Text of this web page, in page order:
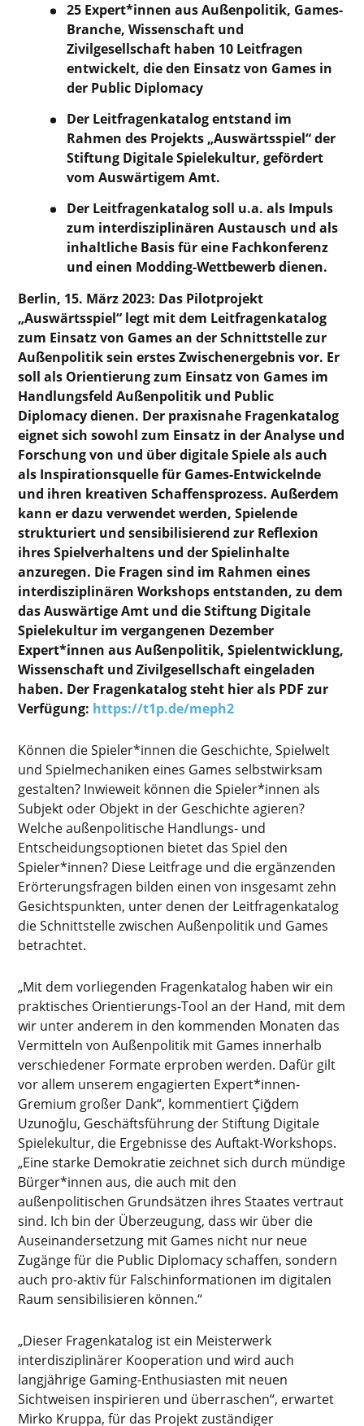
25 Expert*innen aus Außenpolitik, Games-
Branche, Wissenschaft und
Zivilgesellschaft haben 10 Leitfragen
entwickelt, die den Einsatz von Games in
der Public Diplomacy
Der Leitfragenkatalog entstand im
Rahmen des Projekts „Auswärtsspiel“ der
Stiftung Digitale Spielekultur, gefördert
vom Auswärtigem Amt.
Der Leitfragenkatalog soll u.a. als Impuls
zum interdisziplinären Austausch und als
inhaltliche Basis für eine Fachkonferenz
und einen Modding-Wettbewerb dienen.
Berlin, 15. März 2023: Das Pilotprojekt
„Auswärtsspiel“ legt mit dem Leitfragenkatalog
zum Einsatz von Games an der Schnittstelle zur
Außenpolitik sein erstes Zwischenergebnis vor. Er
soll als Orientierung zum Einsatz von Games im
Handlungsfeld Außenpolitik und Public
Diplomacy dienen. Der praxisnahe Fragenkatalog
eignet sich sowohl zum Einsatz in der Analyse und
Forschung von und über digitale Spiele als auch
als Inspirationsquelle für Games-Entwickelnde
und ihren kreativen Schaffensprozess. Außerdem
kann er dazu verwendet werden, Spielende
strukturiert und sensibilisierend zur Reflexion
ihres Spielverhaltens und der Spielinhalte
anzuregen. Die Fragen sind im Rahmen eines
interdisziplinären Workshops entstanden, zu dem
das Auswärtige Amt und die Stiftung Digitale
Spielekultur im vergangenen Dezember
Expert*innen aus Außenpolitik, Spielentwicklung,
Wissenschaft und Zivilgesellschaft eingeladen
haben. Der Fragenkatalog steht hier als PDF zur
Verfügung: https://t1p.de/meph2
Können die Spieler*innen die Geschichte, Spielwelt
und Spielmechaniken eines Games selbstwirksam
gestalten? Inwieweit können die Spieler*innen als
Subjekt oder Objekt in der Geschichte agieren?
Welche außenpolitische Handlungs- und
Entscheidungsoptionen bietet das Spiel den
Spieler*innen? Diese Leitfrage und die ergänzenden
Erörterungsfragen bilden einen von insgesamt zehn
Gesichtspunkten, unter denen der Leitfragenkatalog
die Schnittstelle zwischen Außenpolitik und Games
betrachtet.
„Mit dem vorliegenden Fragenkatalog haben wir ein
praktisches Orientierungs-Tool an der Hand, mit dem
wir unter anderem in den kommenden Monaten das
Vermitteln von Außenpolitik mit Games innerhalb
verschiedener Formate erproben werden. Dafür gilt
vor allem unserem engagierten Expert*innen-
Gremium großer Dank“, kommentiert Çiğdem
Uzunoğlu, Geschäftsführung der Stiftung Digitale
Spielekultur, die Ergebnisse des Auftakt-Workshops.
„Eine starke Demokratie zeichnet sich durch mündige
Bürger*innen aus, die auch mit den
außenpolitischen Grundsätzen ihres Staates vertraut
sind. Ich bin der Überzeugung, dass wir über die
Auseinandersetzung mit Games nicht nur neue
Zugänge für die Public Diplomacy schaffen, sondern
auch pro-aktiv für Falschinformationen im digitalen
Raum sensibilisieren können.“
„Dieser Fragenkatalog ist ein Meisterwerk
interdisziplinärer Kooperation und wird auch
langjährige Gaming-Enthusiasten mit neuen
Sichtweisen inspirieren und überraschen“, erwartet
Mirko Kruppa, für das Projekt zuständiger